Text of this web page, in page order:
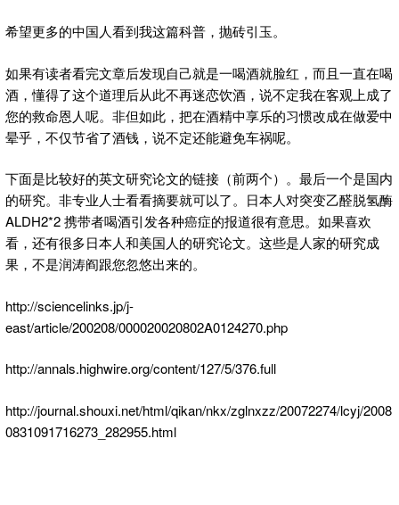
希望更多的中国人看到我这篇科普，抛砖引玉。
如果有读者看完文章后发现自己就是一喝酒就脸红，而且一直在喝
酒，懂得了这个道理后从此不再迷恋饮酒，说不定我在客观上成了
您的救命恩人呢。非但如此，把在酒精中享乐的习惯改成在做爱中
晕乎，不仅节省了酒钱，说不定还能避免车祸呢。
下面是比较好的英文研究论文的链接（前两个）。最后一个是国内
的研究。非专业人士看看摘要就可以了。日本人对突变乙醛脱氢酶
ALDH2*2 携带者喝酒引发各种癌症的报道很有意思。如果喜欢
看，还有很多日本人和美国人的研究论文。这些是人家的研究成
果，不是润涛阎跟您忽悠出来的。
http://sciencelinks.jp/j-
east/article/200208/000020020802A0124270.php
http://annals.highwire.org/content/127/5/376.full
http://journal.shouxi.net/html/qikan/nkx/zglnxzz/20072274/lcyj/2008
0831091716273_282955.html